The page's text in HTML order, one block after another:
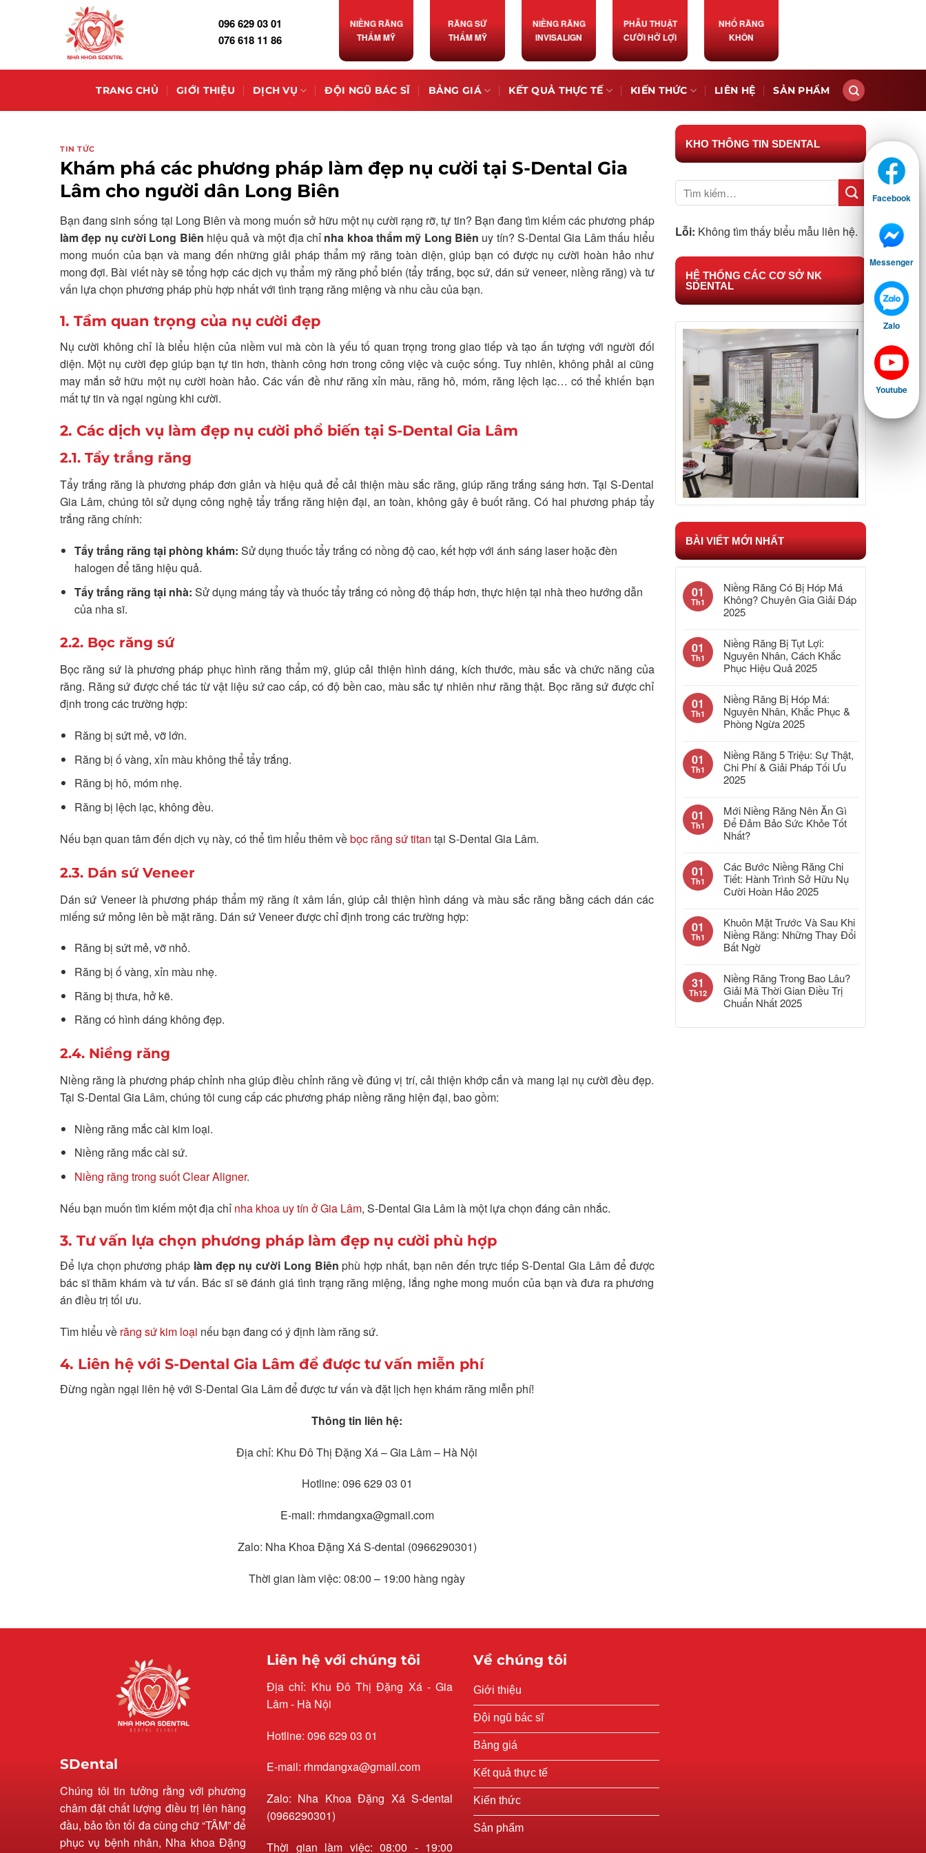
096 629 03 01
076 618 11 86
NIỀNG RĂNG
THẨM MỸ
RĂNG SỨ
THẨM MỸ
NIỀNG RĂNG
INVISALIGN
PHẪU THUẬT
CƯỜI HỞ LỢI
NHỔ RĂNG
KHÔN
TRANG CHỦ GIỚI THIỆU DỊCH VỤ ĐỘI NGŨ BÁC SĨ BẢNG GIÁ KẾT QUẢ THỰC TẾ KIẾN THỨC LIÊN HỆ SẢN PHẨM
TIN TỨC
Khám phá các phương pháp làm đẹp nụ cười tại S-Dental Gia
Lâm cho người dân Long Biên
Bạn đang sinh sống tại Long Biên và mong muốn sở hữu một nụ cười rạng rỡ, tự tin? Bạn đang tìm kiếm các phương pháp
làm đẹp nụ cười Long Biên hiệu quả và một địa chỉ nha khoa thẩm mỹ Long Biên uy tín? S-Dental Gia Lâm thấu hiểu
mong muốn của bạn và mang đến những giải pháp thẩm mỹ răng toàn diện, giúp bạn có được nụ cười hoàn hảo như
mong đợi. Bài viết này sẽ tổng hợp các dịch vụ thẩm mỹ răng phổ biến (tẩy trắng, bọc sứ, dán sứ veneer, niềng răng) và tư
vấn lựa chọn phương pháp phù hợp nhất với tình trạng răng miệng và nhu cầu của bạn.
1. Tầm quan trọng của nụ cười đẹp
Nụ cười không chỉ là biểu hiện của niềm vui mà còn là yếu tố quan trọng trong giao tiếp và tạo ấn tượng với người đối
diện. Một nụ cười đẹp giúp bạn tự tin hơn, thành công hơn trong công việc và cuộc sống. Tuy nhiên, không phải ai cũng
may mắn sở hữu một nụ cười hoàn hảo. Các vấn đề như răng xỉn màu, răng hô, móm, răng lệch lạc… có thể khiến bạn
mất tự tin và ngại ngùng khi cười.
2. Các dịch vụ làm đẹp nụ cười phổ biến tại S-Dental Gia Lâm
2.1. Tẩy trắng răng
Tẩy trắng răng là phương pháp đơn giản và hiệu quả để cải thiện màu sắc răng, giúp răng trắng sáng hơn. Tại S-Dental
Gia Lâm, chúng tôi sử dụng công nghệ tẩy trắng răng hiện đại, an toàn, không gây ê buốt răng. Có hai phương pháp tẩy
trắng răng chính:
Tẩy trắng răng tại phòng khám: Sử dụng thuốc tẩy trắng có nồng độ cao, kết hợp với ánh sáng laser hoặc đèn
halogen để tăng hiệu quả.
Tẩy trắng răng tại nhà: Sử dụng máng tẩy và thuốc tẩy trắng có nồng độ thấp hơn, thực hiện tại nhà theo hướng dẫn
của nha sĩ.
2.2. Bọc răng sứ
Bọc răng sứ là phương pháp phục hình răng thẩm mỹ, giúp cải thiện hình dáng, kích thước, màu sắc và chức năng của
răng. Răng sứ được chế tác từ vật liệu sứ cao cấp, có độ bền cao, màu sắc tự nhiên như răng thật. Bọc răng sứ được chỉ
định trong các trường hợp:
Răng bị sứt mẻ, vỡ lớn.
Răng bị ố vàng, xỉn màu không thể tẩy trắng.
Răng bị hô, móm nhẹ.
Răng bị lệch lạc, không đều.
Nếu bạn quan tâm đến dịch vụ này, có thể tìm hiểu thêm vềbọc răng sứ titan tại S-Dental Gia Lâm.
2.3. Dán sứ Veneer
Dán sứ Veneer là phương pháp thẩm mỹ răng ít xâm lấn, giúp cải thiện hình dáng và màu sắc răng bằng cách dán các
miếng sứ mỏng lên bề mặt răng. Dán sứ Veneer được chỉ định trong các trường hợp:
Răng bị sứt mẻ, vỡ nhỏ.
Răng bị ố vàng, xỉn màu nhẹ.
Răng bị thưa, hở kẽ.
Răng có hình dáng không đẹp.
2.4. Niềng răng
Niềng răng là phương pháp chỉnh nha giúp điều chỉnh răng về đúng vị trí, cải thiện khớp cắn và mang lại nụ cười đều đẹp.
Tại S-Dental Gia Lâm, chúng tôi cung cấp các phương pháp niềng răng hiện đại, bao gồm:
Niềng răng mắc cài kim loại.
Niềng răng mắc cài sứ.
Niềng răng trong suốt Clear Aligner.
Nếu bạn muốn tìm kiếm một địa chỉ nha khoa uy tín ở Gia Lâm, S-Dental Gia Lâm là một lựa chọn đáng cân nhắc.
3. Tư vấn lựa chọn phương pháp làm đẹp nụ cười phù hợp
Để lựa chọn phương pháp làm đẹp nụ cười Long Biên phù hợp nhất, bạn nên đến trực tiếp S-Dental Gia Lâm để được
bác sĩ thăm khám và tư vấn. Bác sĩ sẽ đánh giá tình trạng răng miệng, lắng nghe mong muốn của bạn và đưa ra phương
án điều trị tối ưu.
Tìm hiểu về răng sứ kim loại nếu bạn đang có ý định làm răng sứ.
4. Liên hệ với S-Dental Gia Lâm để được tư vấn miễn phí
Đừng ngần ngại liên hệ với S-Dental Gia Lâm để được tư vấn và đặt lịch hẹn khám răng miễn phí!
Thông tin liên hệ:
Địa chỉ: Khu Đô Thị Đặng Xá – Gia Lâm – Hà Nội
Hotline: 096 629 03 01
E-mail: rhmdangxa@gmail.com
Zalo: Nha Khoa Đặng Xá S-dental (0966290301)
Thời gian làm việc: 08:00 – 19:00 hàng ngày
KHO THÔNG TIN SDENTAL
Lỗi: Không tìm thấy biểu mẫu liên hệ.
HỆ THỐNG CÁC CƠ SỞ NK
SDENTAL
BÀI VIẾT MỚI NHẤT
01
Th1
Niềng Răng Có Bị Hóp Má
Không? Chuyên Gia Giải Đáp
2025
01
Th1
Niềng Răng Bị Tụt Lợi:
Nguyên Nhân, Cách Khắc
Phục Hiệu Quả 2025
01
Th1
Niềng Răng Bị Hóp Má:
Nguyên Nhân, Khắc Phục &
Phòng Ngừa 2025
01
Th1
Niềng Răng 5 Triệu: Sự Thật,
Chi Phí & Giải Pháp Tối Ưu
2025
01
Th1
Mới Niềng Răng Nên Ăn Gì
Để Đảm Bảo Sức Khỏe Tốt
Nhất?
01
Th1
Các Bước Niềng Răng Chi
Tiết: Hành Trình Sở Hữu Nụ
Cười Hoàn Hảo 2025
01
Th1
Khuôn Mặt Trước Và Sau Khi
Niềng Răng: Những Thay Đổi
Bất Ngờ
31
Th12
Niềng Răng Trong Bao Lâu?
Giải Mã Thời Gian Điều Trị
Chuẩn Nhất 2025
SDental
Chúng tôi tin tưởng rằng với phương
châm đặt chất lượng điều trị lên hàng
đầu, bảo tồn tối đa cùng chữ “TÂM” để
phục vụ bệnh nhân, Nha khoa Đặng
Liên hệ với chúng tôi
Địa chỉ: Khu Đô Thị Đặng Xá - Gia
Lâm - Hà Nội
Hotline: 096 629 03 01
E-mail: rhmdangxa@gmail.com
Zalo: Nha Khoa Đặng Xá S-dental
(0966290301)
Thời gian làm việc: 08:00 - 19:00
Về chúng tôi
Giới thiệu
Đội ngũ bác sĩ
Bảng giá
Kết quả thực tế
Kiến thức
Sản phẩm
Facebook
Messenger
Zalo
Youtube